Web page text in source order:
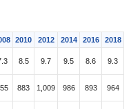
2010 2012 2014 2016 2018
8.5 9.7 9.5 8.6 9.3
883 1,009 986 893 964